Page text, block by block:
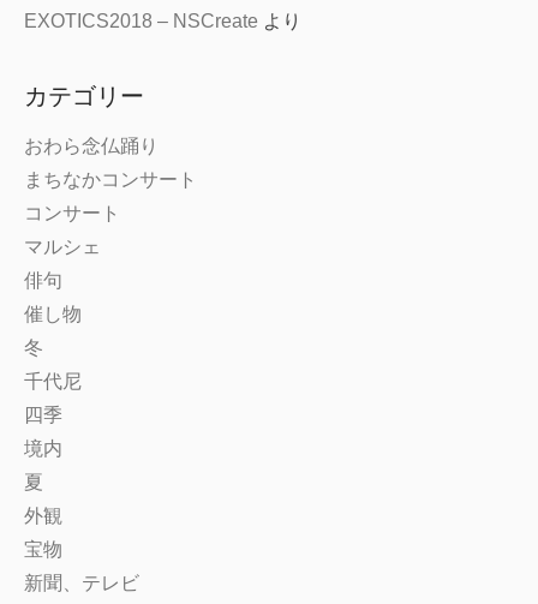
EXOTICS2018 – NSCreate より
カテゴリー
おわら念仏踊り
まちなかコンサート
コンサート
マルシェ
俳句
催し物
冬
千代尼
四季
境内
夏
外観
宝物
新聞、テレビ